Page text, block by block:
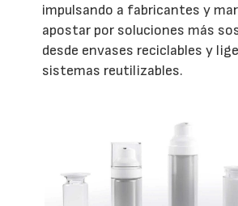
impulsando a fabricantes y
apostar por soluciones más
desde envases reciclables y
sistemas reutilizables.